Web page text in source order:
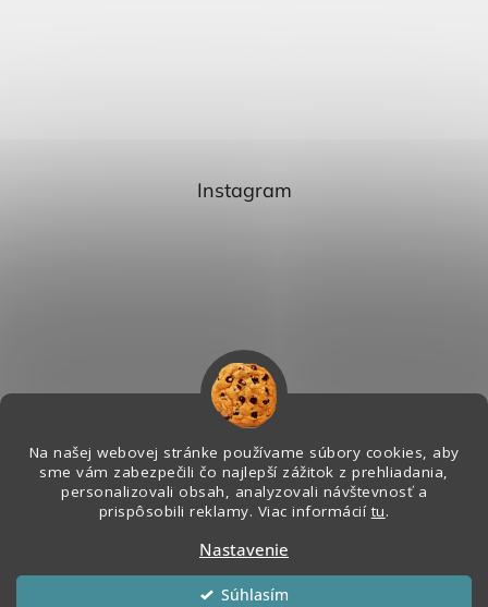
Na našej webovej stránke používame súbory cookies, aby
sme vám zabezpečili čo najlepší zážitok z prehliadania,
personalizovali obsah, analyzovali návštevnosť a
prispôsobili reklamy. Viac informácií tu.
Nastavenie
Súhlasím
Instagram
Sledovať na Instagrame